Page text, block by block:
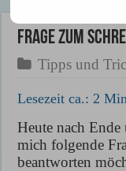
Frage zum
Tipps und
Lesezeit ca.: 2
Heute nach Ende
mich folgende
beantworten